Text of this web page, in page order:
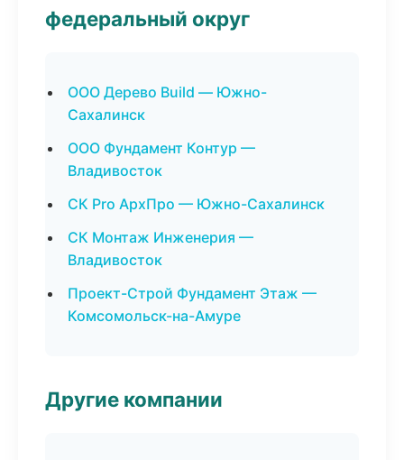
федеральный округ
ООО Дерево Build — Южно-
Сахалинск
ООО Фундамент Контур —
Владивосток
СК Pro АрхПро — Южно-Сахалинск
СК Монтаж Инженерия —
Владивосток
Проект-Строй Фундамент Этаж —
Комсомольск-на-Амуре
Другие компании